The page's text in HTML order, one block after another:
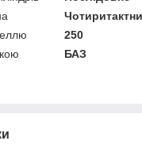
250
БАЗ